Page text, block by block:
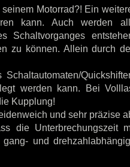
Motorrad?! Ein
kann. Auch werden
Schaltvorganges
zu können. Allein durch
werden kann. Bei
Kupplung!
und sehr präzise
die Unterbrechungszeit
und